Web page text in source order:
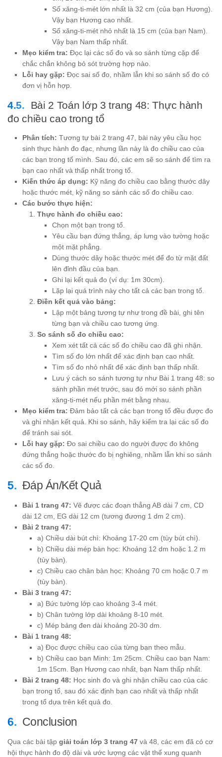
Số xăng-ti-mét lớn nhất là 32 cm (của bạn Hương).
Vậy bạn Hương cao nhất.
Số xăng-ti-mét nhỏ nhất là 15 cm (của bạn Nam).
Vậy bạn Nam thấp nhất.
Mẹo kiểm tra: Đọc lại các số đo và so sánh từng cặp để
chắc chắn không bỏ sót trường hợp nào.
Lỗi hay gặp: Đọc sai số đo, nhầm lẫn khi so sánh số đo có
đơn vị hỗn hợp.
Bài 2 Toán lớp 3 trang 48: Thực hành
đo chiều cao trong tổ
Phân tích: Tương tự bài 2 trang 47, bài này yêu cầu học
sinh thực hành đo đạc, nhưng lần này là đo chiều cao của
các bạn trong tổ mình. Sau đó, các em sẽ so sánh để tìm ra
bạn cao nhất và thấp nhất trong tổ.
Kiến thức áp dụng: Kỹ năng đo chiều cao bằng thước dây
hoặc thước mét, kỹ năng so sánh các số đo chiều cao.
Các bước thực hiện:
Thực hành đo chiều cao:
Chọn một bạn trong tổ.
Yêu cầu bạn đứng thẳng, áp lưng vào tường hoặc
một mặt phẳng.
Dùng thước dây hoặc thước mét để đo từ mặt đất
lên đỉnh đầu của bạn.
Ghi lại kết quả đo (ví dụ: 1m 30cm).
Lặp lại quá trình này cho tất cả các bạn trong tổ.
Điền kết quả vào bảng:
Lập một bảng tương tự như trong đề bài, ghi tên
từng bạn và chiều cao tương ứng.
So sánh số đo chiều cao:
Xem xét tất cả các số đo chiều cao đã ghi nhận.
Tìm số đo lớn nhất để xác định bạn cao nhất.
Tìm số đo nhỏ nhất để xác định bạn thấp nhất.
Lưu ý cách so sánh tương tự như Bài 1 trang 48: so
sánh phần mét trước, sau đó mới so sánh phần
xăng-ti-mét nếu phần mét bằng nhau.
Mẹo kiểm tra: Đảm bảo tất cả các bạn trong tổ đều được đo
và ghi nhận kết quả. Khi so sánh, hãy kiểm tra lại các số đo
để tránh sai sót.
Lỗi hay gặp: Đo sai chiều cao do người được đo không
đứng thẳng hoặc thước đo bị nghiêng, nhầm lẫn khi so sánh
các số đo.
Đáp Án/Kết Quả
Bài 1 trang 47: Vẽ được các đoạn thẳng AB dài 7 cm, CD
dài 12 cm, EG dài 12 cm (tương đương 1 dm 2 cm).
Bài 2 trang 47:
a) Chiều dài bút chì: Khoảng 17-20 cm (tùy bút chì).
b) Chiều dài mép bàn học: Khoảng 12 dm hoặc 1.2 m
(tùy bàn).
c) Chiều cao chân bàn học: Khoảng 70 cm hoặc 0.7 m
(tùy bàn).
Bài 3 trang 47:
a) Bức tường lớp cao khoảng 3-4 mét.
b) Chân tường lớp dài khoảng 8-10 mét.
c) Mép bảng đen dài khoảng 20-30 dm.
Bài 1 trang 48:
a) Đọc được chiều cao của từng bạn theo mẫu.
b) Chiều cao bạn Minh: 1m 25cm. Chiều cao bạn Nam:
1m 15cm. Bạn Hương cao nhất, bạn Nam thấp nhất.
Bài 2 trang 48: Học sinh đo và ghi nhận chiều cao của các
bạn trong tổ, sau đó xác định bạn cao nhất và thấp nhất
trong tổ dựa trên kết quả đo.
Conclusion
Qua các bài tập giải toán lớp 3 trang 47 và 48, các em đã có cơ
hội thực hành đo độ dài và ước lượng các vật thể xung quanh